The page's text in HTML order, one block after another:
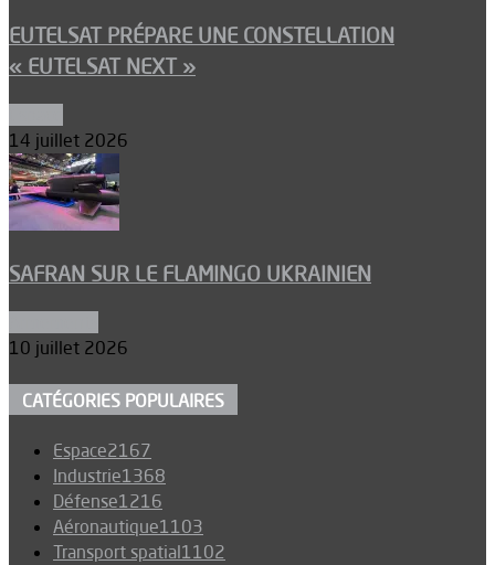
EUTELSAT PRÉPARE UNE CONSTELLATION
« EUTELSAT NEXT »
14 juillet 2026
SAFRAN SUR LE FLAMINGO UKRAINIEN
10 juillet 2026
CATÉGORIES POPULAIRES
Espace2167
Industrie1368
Défense1216
Aéronautique1103
Transport spatial1102